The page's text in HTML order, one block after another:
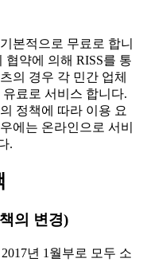
본적으로 무료로 합니
협약에 의해 RISS를 통
의 경우 각 민간 업체
료로 서비스 합니다.
정책에 따라 이용 요
에는 온라인으로 서비
.
의 변경)
년 1월부로 모두 소